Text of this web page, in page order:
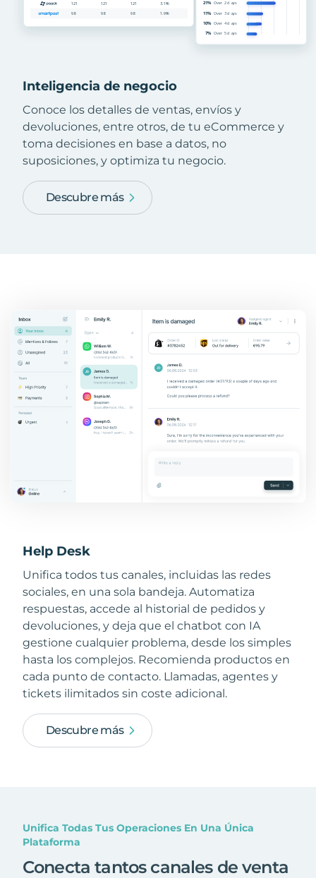
Inteligencia de negocio
Conoce los detalles de ventas, envíos y
devoluciones, entre otros, de tu eCommerce y
toma decisiones en base a datos, no
suposiciones, y optimiza tu negocio.
Descubre más
Help Desk
Unifica todos tus canales, incluidas las redes
sociales, en una sola bandeja. Automatiza
respuestas, accede al historial de pedidos y
devoluciones, y deja que el chatbot con IA
gestione cualquier problema, desde los simples
hasta los complejos. Recomienda productos en
cada punto de contacto. Llamadas, agentes y
tickets ilimitados sin coste adicional.
Descubre más
Unifica Todas Tus Operaciones En Una Única
Plataforma
Conecta tantos canales de venta